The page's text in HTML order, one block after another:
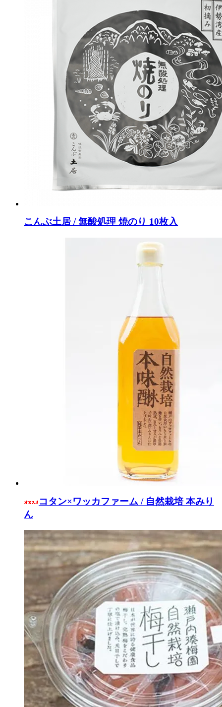
こんぶ土居 / 無酸処理 焼のり 10枚入
コタン×ワッカファーム / 自然栽培 本みり
ん